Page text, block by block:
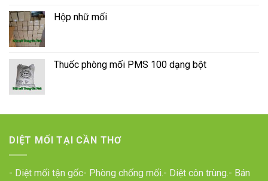
Hộp nhữ mối
Thuốc phòng mối PMS 100 dạng bột
DIỆT MỐI TẠI CẦN THƠ
- Diệt mối tận gốc- Phòng chống mối.- Diệt côn trùng.- Bán